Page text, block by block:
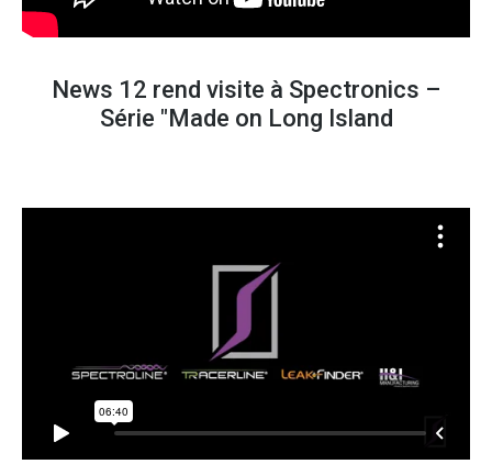
News 12 rend visite à Spectronics –
Série "Made on Long Island